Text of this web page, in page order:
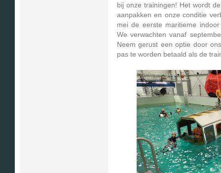
bij onze trainingen! Het wordt
aanpakken en onze conditie
mei de eerste maritieme
We verwachten vanaf
Neem gerust een optie door
pas te worden betaald als de